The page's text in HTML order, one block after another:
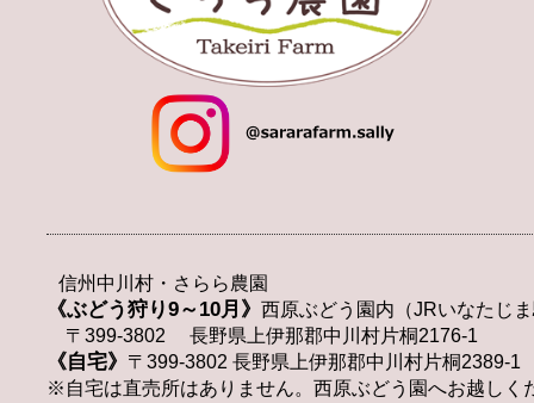
信州中川村・さらら農園
《ぶどう狩り9～10月》 西原ぶどう園内（JRいなたじ
〒399-3802 長野県上伊那郡中川村片桐2176-1
《自宅》 〒399-3802 長野県上伊那郡中川村片桐2389-1
※自宅は直売所はありません。西原ぶどう園へお越しく